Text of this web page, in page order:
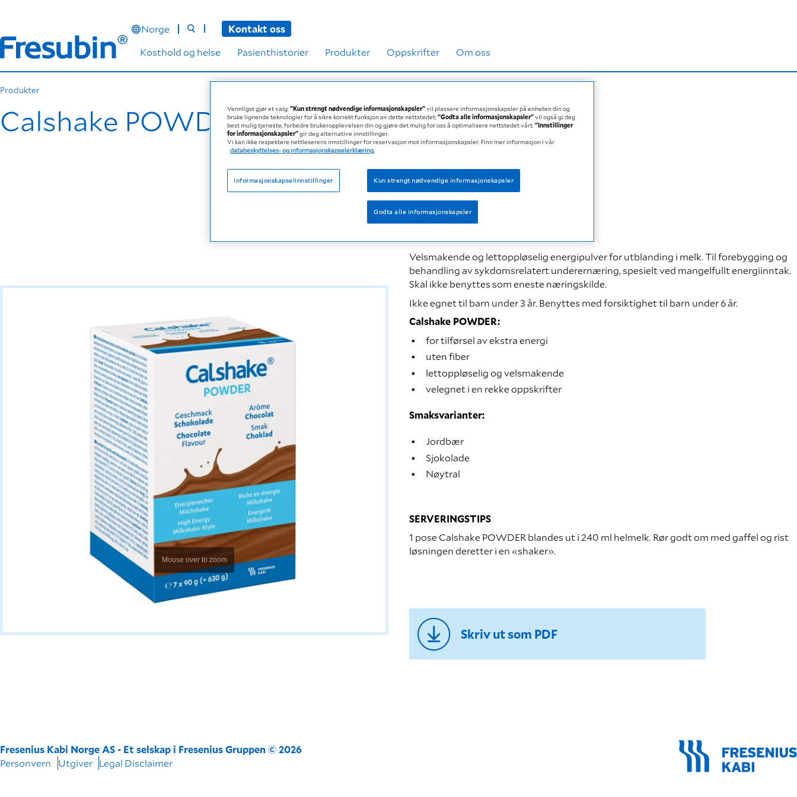
Norge
Kontakt oss
Kosthold og helse
Pasienthistorier Produkter Oppskrifter Om oss
Produkter
Calshake POWDER
Mouse over to zoom
Ekstra energi til milkshaken
600 kcal 12 g protein
Velsmakende og lettoppløselig energipulver for utblanding i melk. Til forebygging og
behandling av sykdomsrelatert underernæring, spesielt ved mangelfullt energiinntak.
Skal ikke benyttes som eneste næringskilde.
Ikke egnet til barn under 3 år. Benyttes med forsiktighet til barn under 6 år.
Calshake POWDER:
for tilførsel av ekstra energi
uten fiber
lettoppløselig og velsmakende
velegnet i en rekke oppskrifter
Smaksvarianter:
Jordbær
Sjokolade
Nøytral
SERVERINGSTIPS
1 pose Calshake POWDER blandes ut i 240 ml helmelk. Rør godt om med gaffel og rist
løsningen deretter i en «shaker».
Skriv ut som PDF
Fresenius Kabi Norge AS - Et selskap i Fresenius Gruppen © 2026
Personvern
Utgiver Legal Disclaimer
Vennligst gjør et valg:"Kun strengt nødvendige informasjonskapsler"vil plassere informasjonskapsler på enheten din og
bruke lignende teknologier for å sikre korrekt funksjon av dette nettstedet;"Godta alle informasjonskapsler"vil også gi deg
best mulig tjeneste, forbedre brukeropplevelsen din og gjøre det mulig for oss å optimalisere nettstedet vårt."Innstillinger
for informasjonskapsler"gir deg alternative innstillinger.
Vi kan ikke respektere nettleserens innstillinger for reservasjon mot informasjonskapsler. Finn mer informasjon i vår
databeskyttelses- og informasjonskapselerklæring.
Informasjonskapselinnstillinger Kun strengt nødvendige informasjonskapsler
Godta alle informasjonskapsler